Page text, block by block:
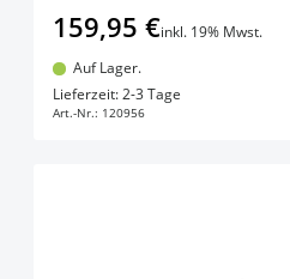
159,95 €inkl. 19% Mwst.
Auf Lager.
Lieferzeit: 2-3 Tage
Art.-Nr.: 120956